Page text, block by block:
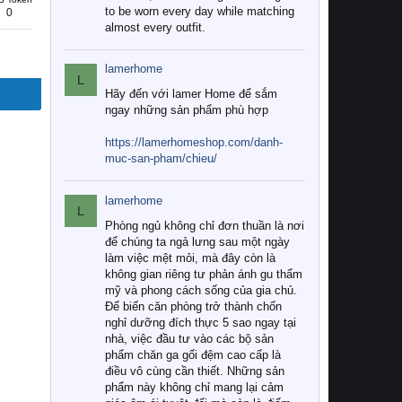
0
to be worn every day while matching
almost every outfit.
L
lamerhome
Hãy đến với lamer Home để sắm
ngay những sản phẩm phù hợp
https://lamerhomeshop.com/danh-
muc-san-pham/chieu/
L
lamerhome
Phòng ngủ không chỉ đơn thuần là nơi
để chúng ta ngả lưng sau một ngày
làm việc mệt mỏi, mà đây còn là
không gian riêng tư phản ánh gu thẩm
mỹ và phong cách sống của gia chủ.
Để biến căn phòng trở thành chốn
nghỉ dưỡng đích thực 5 sao ngay tại
nhà, việc đầu tư vào các bộ sản
phẩm chăn ga gối đệm cao cấp là
điều vô cùng cần thiết. Những sản
phẩm này không chỉ mang lại cảm